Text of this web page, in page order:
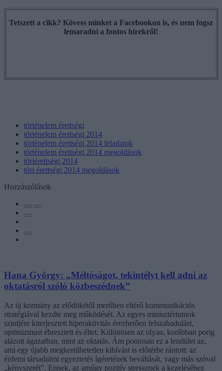
Tetszett a cikk? Kövess minket a Facebookon is, és nem fogsz
lemaradni a fontos hírekről!
történelem érettségi
történelem érettségi 2014
történelem érettségi 2014 feladatok
történelem érettségi 2014 megoldások
töriérettségi 2014
töri érettségi 2014 megoldások
Hozzászólások
Hana György: „Méltóságot, tekintélyt kell adni az
oktatásról szóló közbeszédnek”
Az új kormány az elődökétől merőben eltérő kommunikációs
stratégiával kezdte meg működését. Az egyes minisztériumok
szintjére kiterjesztett hiperaktivitás érezhetően felszabadulást,
optimizmust ébresztett és éltet. Különösen az olyan, korábban porig
alázott ágazatban, mint az oktatás. Ám pontosan ez a lendület az,
ami egy újabb megkerülhetetlen kihívást is előtérbe rántott: az
érdemi társadalmi egyeztetés ígéretének beváltását, vagy más szóval
„kényszerét”. Ennek, az amúgy pozitív stressznek a kezeléséhez